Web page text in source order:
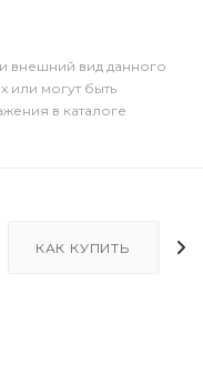
внешний вид данного
или могут быть
в каталоге
КАК КУПИТЬ